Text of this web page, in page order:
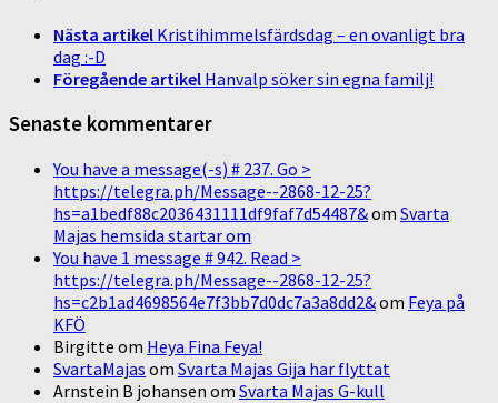
Nästa artikel Kristihimmelsfärdsdag – en ovanligt bra
dag :-D
Föregående artikel Hanvalp söker sin egna familj!
Senaste kommentarer
You have a message(-s) # 237. Go >
https://telegra.ph/Message--2868-12-25?
hs=a1bedf88c2036431111df9faf7d54487&om Svarta
Majas hemsida startar om
You have 1 message # 942. Read >
https://telegra.ph/Message--2868-12-25?
hs=c2b1ad4698564e7f3bb7d0dc7a3a8dd2&om Feya på
KFÖ
Birgitte om Heya Fina Feya!
SvartaMajas om Svarta Majas Gija har flyttat
Arnstein B johansen om Svarta Majas G-kull